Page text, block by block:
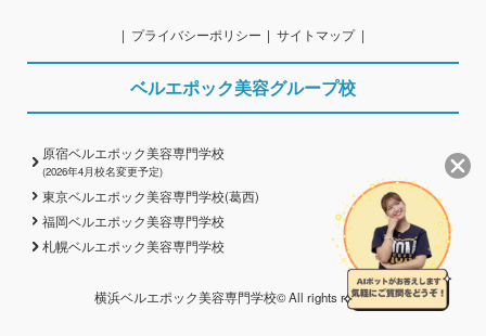
プライバシーポリシー サイトマップ
ベルエポック美容グループ校
原宿ベルエポック美容専門学校
(2026年4月校名変更予定)
東京ベルエポック美容専門学校(葛西)
福岡ベルエポック美容専門学校
札幌ベルエポック美容専門学校
横浜ベルエポック美容専門学校© All rights reserved.